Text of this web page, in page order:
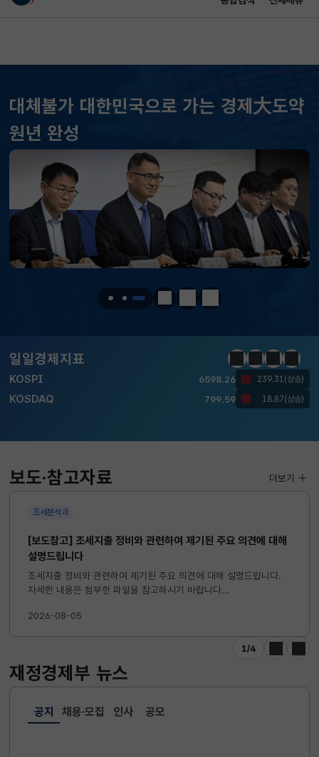
대체불가 대한민국으로 가는 경제大도약
원년 완성
정지 이전 다음
일일경제지표
KOSPI 6598.26 239.31(상승)
KOSDAQ 799.59 18.87(상승)
국고채(3년) 3.669 0.071(하락)
3.669
1426.2000 0.6000(하락)
KOSDAQ 18.87(상승)
국고채(3년)
달러-원 1426.2000 0.6000(하락)
정지이전다음일일경
보도·참고자료
조세분석과
[보도참고] 조세지출 정비와 관련하여 제기된 주요 의견에 대해
설명드립니다
조세지출 정비와 관련하여 제기된 주요 의견에 대해 설명드립니다.
자세한 내용은 첨부한 파일을 참고하시기 바랍니다...
2026-08-05
1/4
이전 다음
더보기
재정경제부 뉴스
공지
선택됨
채용·모집 인사 공모